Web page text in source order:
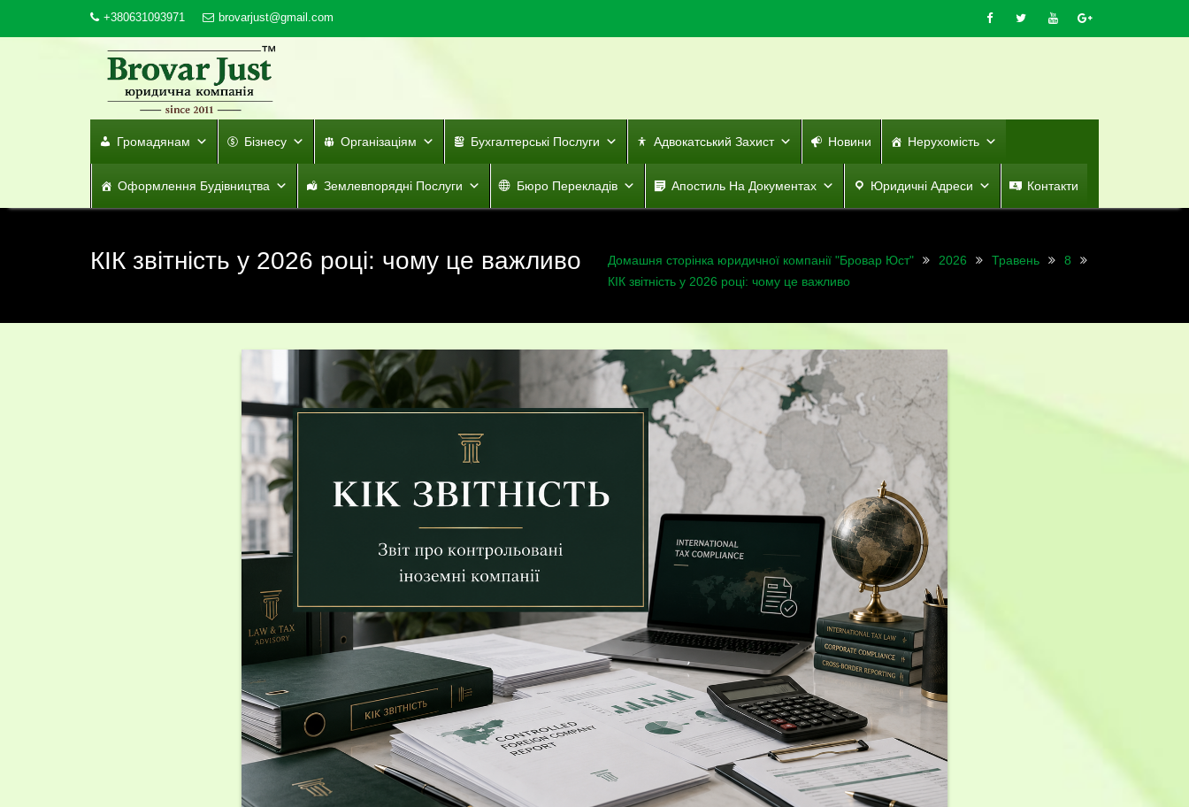
+380631093971 brovarjust@gmail.com
Громадянам Бізнесу Організаціям Бухгалтерські Послуги Адвокатський Захист Новини Нерухомість
Оформлення Будівництва Землевпорядні Послуги Бюро Перекладів Апостиль На Документах Юридичні Адреси Контакти
КІК звітність у 2026 році: чому це важливо Домашня сторінка юридичної компанії "Бровар Юст" 2026 Травень
8
КІК звітність у 2026 році: чому це важливо